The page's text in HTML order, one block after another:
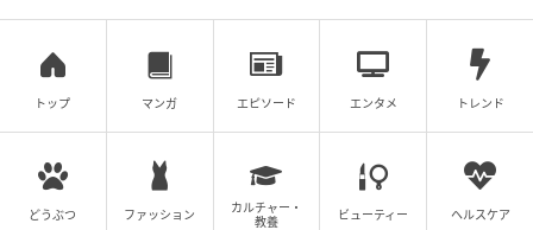
エキサイトニュース
トップ マンガ エピソード エンタメ トレンド
どうぶつ ファッション
カルチャー・
教養
ビューティー ヘルスケア